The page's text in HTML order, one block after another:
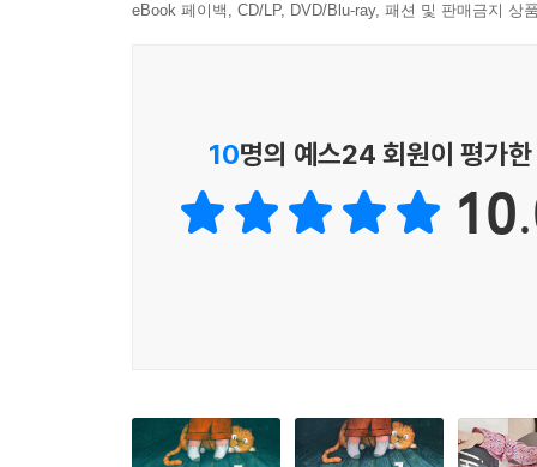
회복해 가는 이야기를 보여 주지요. 메이가 할
살살 발라 가며 깨진 컵 조각을 다시 붙입니다. “
《컵을 깨뜨린 날》은 2025년 뉴욕타임스 선정
eBook 페이백, CD/LP, DVD/Blu-ray, 패션 및 판매금지 상
10명의 예스24 회원이 평가